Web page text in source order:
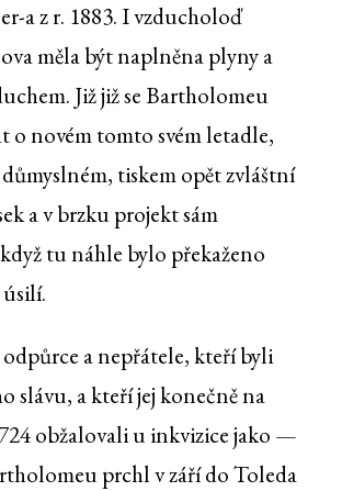
a z r. 1883. I vzducholoď
měla být naplněna plyny a
Již již se Bartholomeu
o novém tomto svém letadle,
tiskem opět zvláštní
a v brzku projekt sám
tu náhle bylo překaženo
úsilí.
a nepřátele, kteří byli
slávu, a kteří jej konečně na
obžalovali u inkvizice jako —
prchl v září do Toleda